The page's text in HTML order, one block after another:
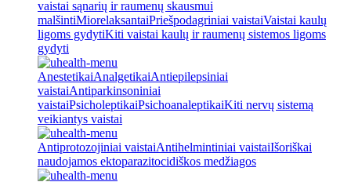
vaistai sąnarių ir raumenų skausmui
malšintiMiorelaksantaiPriešpodagriniai vaistaiVaistai kaulų
ligoms gydytiKiti vaistai kaulų ir raumenų sistemos ligoms
gydyti
AnestetikaiAnalgetikaiAntiepilepsiniai
vaistaiAntiparkinsoniniai
vaistaiPsicholeptikaiPsichoanaleptikaiKiti nervų sistemą
veikiantys vaistai
Antiprotozojiniai vaistaiAntihelmintiniai vaistaiIšoriškai
naudojamos ektoparazitocidiškos medžiagos